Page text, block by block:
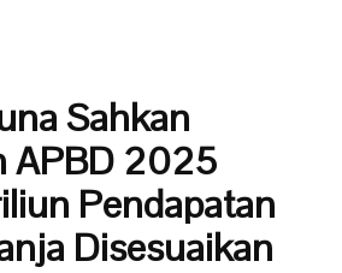
Sahkan
APBD 2025
Pendapatan
Disesuaikan